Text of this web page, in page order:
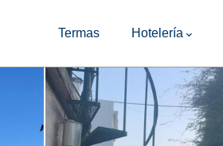
Navigation
Termas Hotelería